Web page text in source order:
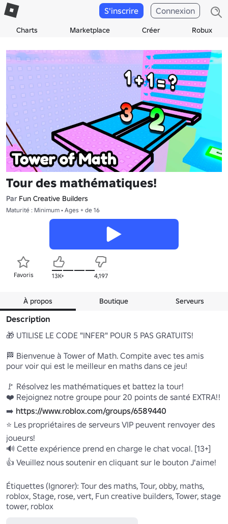
Charts Marketplace Créer Robux
S'inscrire Connexion
Tour des mathématiques!
Par Fun Creative Builders
Maturité : Minimum • Ages + de 16
Favoris 13K+ 4,197
À propos Boutique Serveurs
Description
🎁 UTILISE LE CODE "INFER" POUR 5 PAS GRATUITS!
🏁 Bienvenue à Tower of Math. Compite avec tes amis
pour voir qui est le meilleur en maths dans ce jeu!
🚩 Résolvez les mathématiques et battez la tour!
❤️ Rejoignez notre groupe pour 20 points de santé EXTRA!!
➡️ https://www.roblox.com/groups/6589440
⭐ Les propriétaires de serveurs VIP peuvent renvoyer des
joueurs!
🔊 Cette expérience prend en charge le chat vocal. [13+]
👍 Veuillez nous soutenir en cliquant sur le bouton J'aime!
Étiquettes (Ignorer): Tour des maths, Tour, obby, maths,
roblox, Stage, rose, vert, Fun creative builders, Tower, stage
tower, roblox